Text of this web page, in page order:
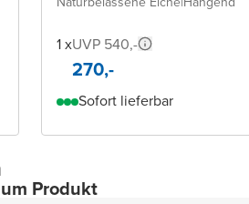
1 xUVP 540,-
270,-
Sofort lieferbar
Produkt